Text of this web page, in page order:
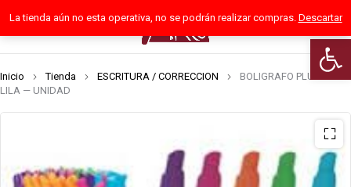
Abrir
La tienda aún no esta operativa, no se podrán realizar compras. Descartar
0
Inicio Tienda ESCRITURA / CORRECCION
BOLIGRAFO PLUS SOFT
LILA — UNIDAD